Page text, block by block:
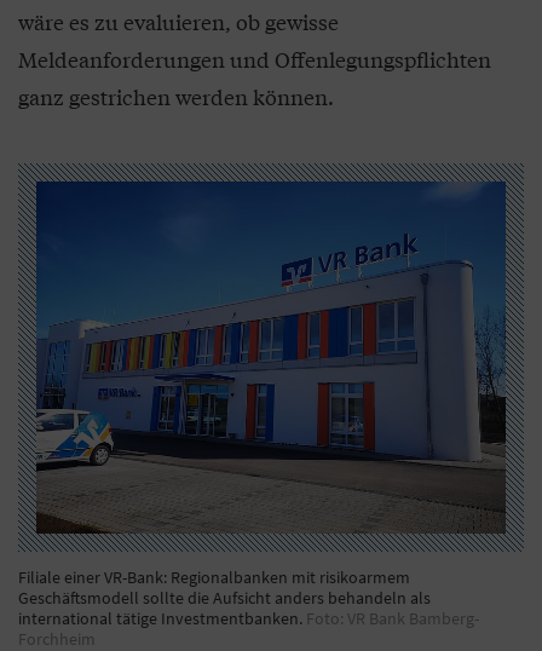
wäre es zu evaluieren, ob gewisse
Meldeanforderungen und Offenlegungspflichten
ganz gestrichen werden können.
Filiale einer VR-Bank: Regionalbanken mit risikoarmem
Geschäftsmodell sollte die Aufsicht anders behandeln als
international tätige Investmentbanken. Foto: VR Bank Bamberg-
Forchheim